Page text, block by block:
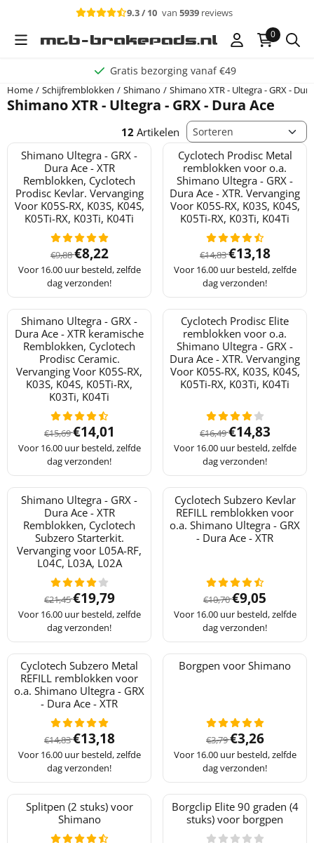
Cookievoorkeuren zijn beschikbaar. Kies instellingen of sta alle
9.3 / 10 van5939 reviews
0
Gratis bezorging vanaf €49
Home / Schijfremblokken / Shimano / Shimano XTR - Ultegra - GRX -
Shimano XTR - Ultegra - GRX - Dura Ace
12 Artikelen Sorteermethode
Shimano Ultegra - GRX -
Dura Ace - XTR
Remblokken, Cyclotech
Prodisc Kevlar. Vervanging
Voor K05S-RX, K03S, K04S,
K05Ti-RX, K03Ti, K04Ti
Van 9,88 voor 8,22
€9,88€8,22
Voor 16.00 uur besteld, zelfde
dag verzonden!
Cyclotech Prodisc Metal
remblokken voor o.a.
Shimano Ultegra - GRX -
Dura Ace - XTR. Vervanging
Voor K05S-RX, K03S, K04S,
K05Ti-RX, K03Ti, K04Ti
Van 14,83 voor
€14,83€13,18
Voor 16.00 uur besteld, zelfde
dag verzonden!
Shimano Ultegra - GRX -
Dura Ace - XTR keramische
Remblokken, Cyclotech
Prodisc Ceramic.
Vervanging Voor K05S-RX,
K03S, K04S, K05Ti-RX,
K03Ti, K04Ti
Van 15,69 voor 14,01
€15,69€14,01
Voor 16.00 uur besteld, zelfde
dag verzonden!
Cyclotech Prodisc Elite
remblokken voor o.a.
Shimano Ultegra - GRX -
Dura Ace - XTR. Vervanging
Voor K05S-RX, K03S, K04S,
K05Ti-RX, K03Ti, K04Ti
Van 16,49 voor
€16,49€14,83
Voor 16.00 uur besteld, zelfde
dag verzonden!
Shimano Ultegra - GRX -
Dura Ace - XTR
Remblokken, Cyclotech
Subzero Starterkit.
Vervanging voor L05A-RF,
L04C, L03A, L02A
Van 21,45 voor 19,79
€21,45€19,79
Voor 16.00 uur besteld, zelfde
dag verzonden!
Cyclotech Subzero Kevlar
REFILL remblokken voor
o.a. Shimano Ultegra - GRX
- Dura Ace - XTR
Van 10,70 voor
€10,70€9,05
Voor 16.00 uur besteld, zelfde
dag verzonden!
Cyclotech Subzero Metal
REFILL remblokken voor
o.a. Shimano Ultegra - GRX
- Dura Ace - XTR
Van 14,83 voor 13,18
€14,83€13,18
Voor 16.00 uur besteld, zelfde
dag verzonden!
Borgpen voor Shimano
Van 3,79 voor
€3,79€3,26
Voor 16.00 uur besteld, zelfde
dag verzonden!
Splitpen (2 stuks) voor
Shimano
Borgclip Elite 90 graden (4
stuks) voor borgpen